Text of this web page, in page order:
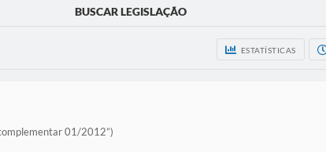
BUSCAR LEGISLAÇÃO
ESTATÍSTICAS
01/2012”)